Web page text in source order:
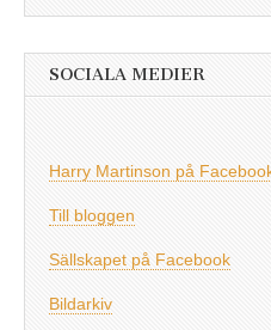
SOCIALA MEDIER
Harry Martinson på
Till bloggen
Sällskapet på Facebook
Bildarkiv